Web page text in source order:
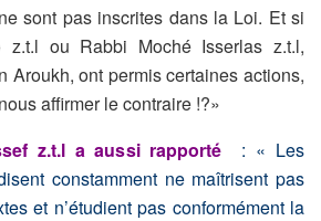
sont pas inscrites dans la Loi. Et si
z.t.l ou Rabbi Moché Isserlas z.t.l,
Aroukh, ont permis certaines actions,
affirmer le contraire !?»
z.t.l a aussi rapporté : « Les
constamment ne maîtrisent pas
et n’étudient pas conformément la